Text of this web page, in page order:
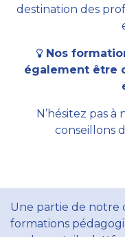
destination des
Nos
également être
N’hésitez pas
conseillons
Une partie de notre
formations